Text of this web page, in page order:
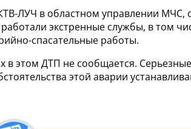
ЛУЧ в областном управлении МЧС,
экстренные службы, в том
спасательные работы.
в этом ДТП не сообщается.
этой аварии